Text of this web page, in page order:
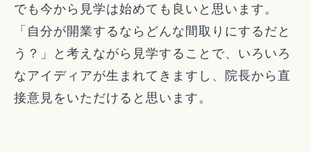
でも今から見学は始めても良いと思います。
「自分が開業するならどんな間取りにするだと
う？」と考えながら見学することで、いろいろ
なアイディアが生まれてきますし、院長から直
接意見をいただけると思います。